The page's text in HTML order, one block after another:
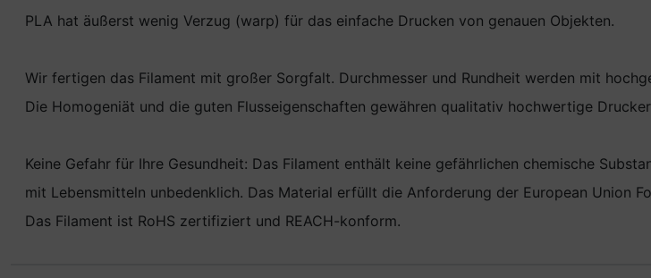
PLA hat äußerst wenig Verzug (warp) für das einfache Drucken von genauen Objekten.
Wir fertigen das Filament mit großer Sorgfalt. Durchmesser und Rundheit werden mit
Die Homogeniät und die guten Flusseigenschaften gewähren qualitativ hochwertige
Keine Gefahr für Ihre Gesundheit: Das Filament enthält keine gefährlichen chemische
mit Lebensmitteln unbedenklich. Das Material erfüllt die Anforderung der European Union
Das Filament ist RoHS zertifiziert und REACH-konform.